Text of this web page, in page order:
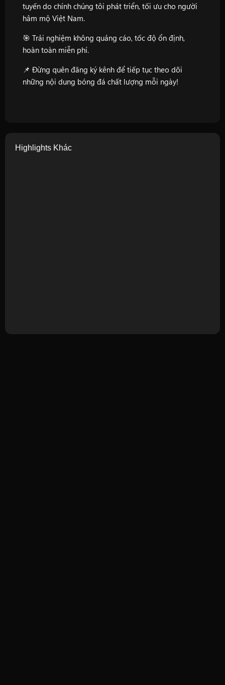
tuyến do chính chúng tôi phát triển, tối ưu cho người
hâm mộ Việt Nam.
🎯 Trải nghiệm không quảng cáo, tốc độ ổn định,
hoàn toàn miễn phí.
📌 Đừng quên đăng ký kênh để tiếp tục theo dõi
những nội dung bóng đá chất lượng mỗi ngày!
Highlights Khác